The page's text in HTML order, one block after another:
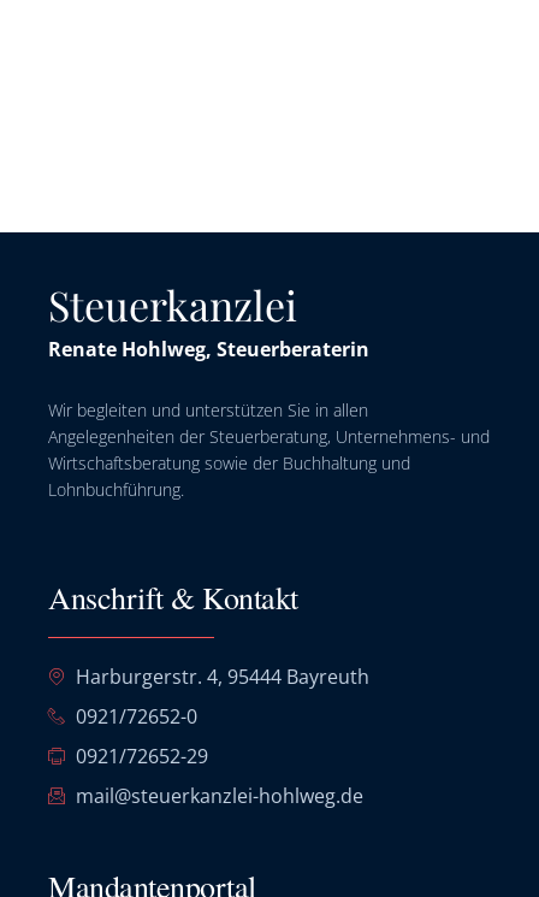
Steuerkanzlei
Renate Hohlweg, Steuerberaterin
Wir begleiten und unterstützen Sie in allen
Angelegenheiten der Steuerberatung, Unternehmens- und
Wirtschaftsberatung sowie der Buchhaltung und
Lohnbuchführung.
Anschrift & Kontakt
Harburgerstr. 4, 95444 Bayreuth
0921/72652-0
0921/72652-29
mail@steuerkanzlei-hohlweg.de
Mandantenportal